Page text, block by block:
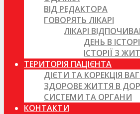
ВІД РЕДАКТОРА
ГОВОРЯТЬ ЛІКАРІ
ЛІКАРІ
ДЕНЬ В
ІСТОРІЇ З
ТЕРИТОРІЯ ПАЦІЄНТА
ДІЄТИ ТА КОРЕКЦІЯ
ЗДОРОВЕ ЖИТТЯ В
СИСТЕМИ ТА ОРГАНИ
КОНТАКТИ